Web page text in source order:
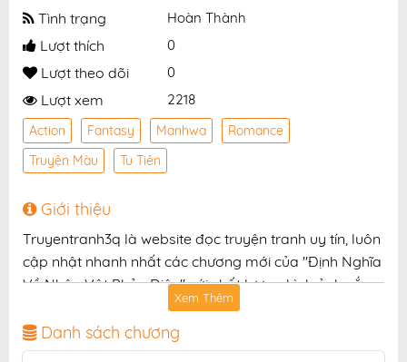
Tình trạng Hoàn Thành
Lượt thích 0
Lượt theo dõi 0
Lượt xem 2218
Action Fantasy Manhwa
Romance
Truyện Màu
Tu Tiên
Giới thiệu
Truyentranh3q là website đọc truyện tranh uy tín, luôn
cập nhật nhanh nhất các chương mới của "Định Nghĩa
Về Nhân Vật Phản Diện" với chất lượng hình ảnh sắc
nét, bản dịch chuẩn và giao diện thân thiện, mang đến
trải nghiệm đọc truyện hấp dẫn, tiện lợi, hoàn toàn
miễn phí cho độc giả yêu thích truyện tranh online.
Xem Thêm
Danh sách chương